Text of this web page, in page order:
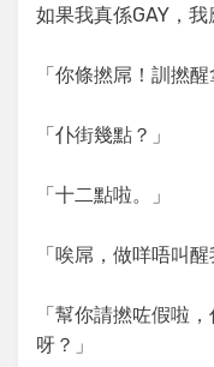
如果我真係GAY，我
「你條撚屌！訓撚醒
「仆街幾點？」
「十二點啦。」
「唉屌，做咩唔叫醒
「幫你請撚咗假啦
呀？」